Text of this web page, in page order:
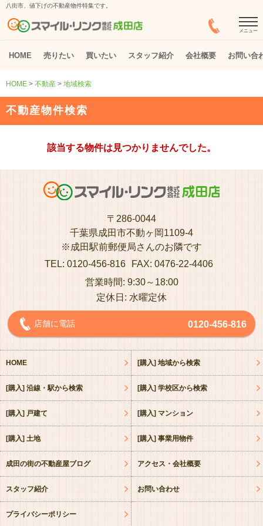
八街市、値下げの不動産物件特集です。
メニュー
HOME 売りたい 買いたい スタッフ紹介 会社概要 お問い合
HOME > 不動産 > 地域検索
不動産物件検索
該当する物件は見つかりませんでした。
〒286-0044
千葉県成田市不動ヶ岡1109-4
※成田駅前郵便局さんのお隣です
TEL: 0120-456-816
FAX: 0476-22-4406
営業時間: 9:30～18:00
定休日: 水曜定休
店舗に電話 0120-456-816
HOME [購入] 地域から検索
[購入] 沿線・駅から検索 [購入] 学校区から検索
[購入] 戸建て [購入] マンション
[購入] 土地 [購入] 事業用物件
成田の街の不動産屋ブログ アクセス・会社概要
スタッフ紹介 お問い合わせ
プライバシーポリシー